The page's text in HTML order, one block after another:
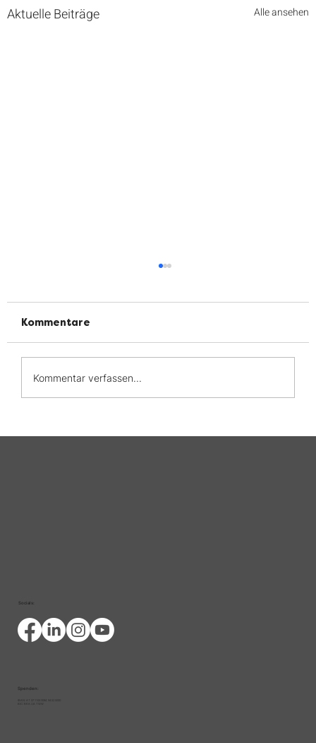
Aktuelle Beiträge Alle ansehen
Kommentare
Kommentar verfassen...
Spenden:
Socials: